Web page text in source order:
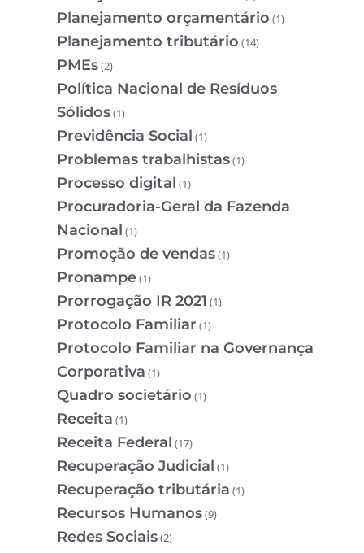
Planejamento orçamentário (1)
Planejamento tributário (14)
PMEs(2)
Política Nacional de Resíduos
Sólidos(1)
Previdência Social (1)
Problemas trabalhistas(1)
Processo digital (1)
Procuradoria-Geral da Fazenda
Nacional (1)
Promoção de vendas(1)
Pronampe(1)
Prorrogação IR 2021 (1)
Protocolo Familiar (1)
Protocolo Familiar na Governança
Corporativa (1)
Quadro societário (1)
Receita (1)
Receita Federal (17)
Recuperação Judicial (1)
Recuperação tributária (1)
Recursos Humanos(9)
Redes Sociais(2)